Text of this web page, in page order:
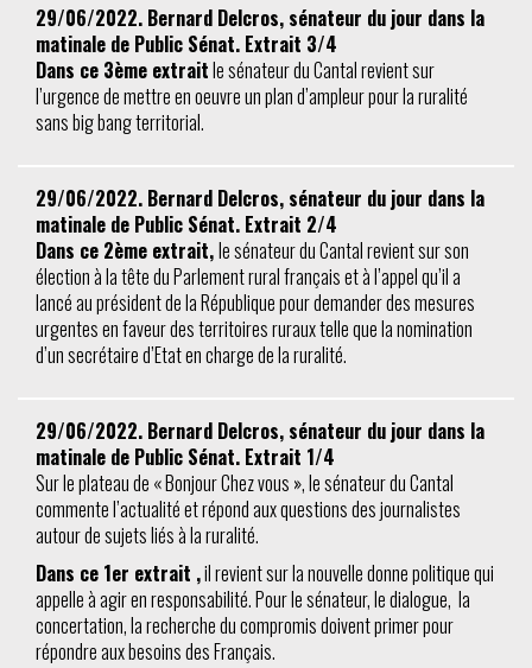
29/06/2022. Bernard Delcros, sénateur du jour dans la
matinale de Public Sénat. Extrait 3/4
Dans ce 3ème extraitle sénateur du Cantal revient sur
l’urgence de mettre en oeuvre un plan d’ampleur pour la ruralité
sans big bang territorial.
29/06/2022. Bernard Delcros, sénateur du jour dans la
matinale de Public Sénat. Extrait 2/4
Dans ce 2ème extrait,le sénateur du Cantal revient sur son
élection à la tête du Parlement rural français et à l’appel qu’il a
lancé au président de la République pour demander des mesures
urgentes en faveur des territoires ruraux telle que la nomination
d’un secrétaire d’Etat en charge de la ruralité.
29/06/2022. Bernard Delcros, sénateur du jour dans la
matinale de Public Sénat. Extrait 1/4
Sur le plateau de « Bonjour Chez vous », le sénateur du Cantal
commente l’actualité et répond aux questions des journalistes
autour de sujets liés à la ruralité.
Dans ce 1er extrait ,il revient sur la nouvelle donne politique qui
appelle à agir en responsabilité. Pour le sénateur, le dialogue, la
concertation, la recherche du compromis doivent primer pour
répondre aux besoins des Français.